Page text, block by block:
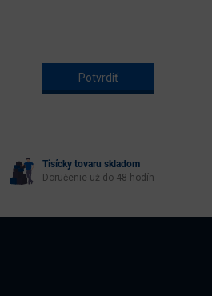
Tisícky tovaru skladom
Doručenie už do 48 hodín